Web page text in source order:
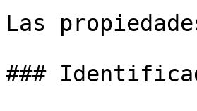
Las
###